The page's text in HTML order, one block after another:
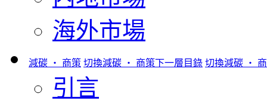
海外市場
減碳 ‧ 商策 切換減碳 ‧ 商策下一層目錄 切換減碳 ‧
引言